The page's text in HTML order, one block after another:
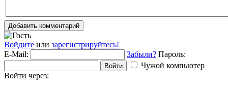
Добавить комментарий
Войдите или зарегистрируйтесь!
E-Mail:
Забыли? Пароль:
Войти
Чужой компьютер
Войти через: